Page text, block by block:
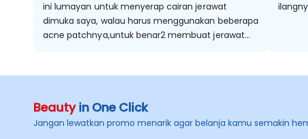
ini lumayan untuk menyerap cairan jerawat
dimuka saya, walau harus menggunakan beberapa
acne patchnya,untuk benar2 membuat jerawat
Beautyin One Click
Jangan lewatkan promo menarik agar belanja kamu semakin